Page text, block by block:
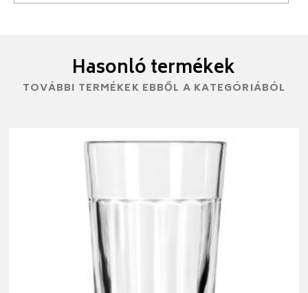
Hasonló termékek
TOVÁBBI TERMÉKEK EBBŐL A KATEGÓRIÁBÓL